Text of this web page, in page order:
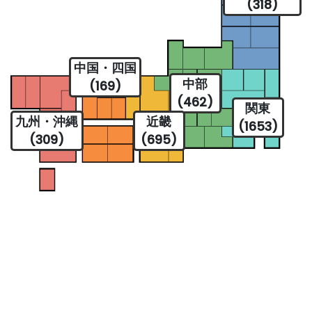
(318)
関東
(1653)
中部
(462)
近畿
(695)
中国・四国
(169)
九州・沖縄
(309)